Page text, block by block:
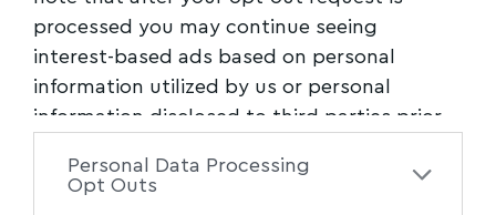
processed you may continue seeing
interest-based ads based on personal
information utilized by us or personal
information disclosed to third parties prior
of the further disclosure of your personal
Personal Data Processing
Opt Outs
Ακολουθήστε μας στο επίσημο κανάλι
του Myvolos.net στο Youtube
TAGGED: ΑΛΜΥΡΟΣ,ΔΗΜΟΣ,ΕΣΕΡΙΔΗΣ ΜΑΓΝΗΣΙΑ,